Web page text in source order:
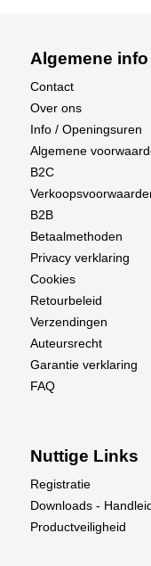
kogellager : 2x
positiesensor :
motortype : 4-
werkfrequentie :
pulsbereik : 500
vertanding : 25T
IP65
Algemene info
Contact
Over ons
Info / Openingsuren
Algemene
B2C
B2B
Betaalmethoden
Privacy verklaring
Cookies
Retourbeleid
Verzendingen
Auteursrecht
Garantie verklaring
FAQ
Nuttige Links
Registratie
Downloads -
Productveiligheid